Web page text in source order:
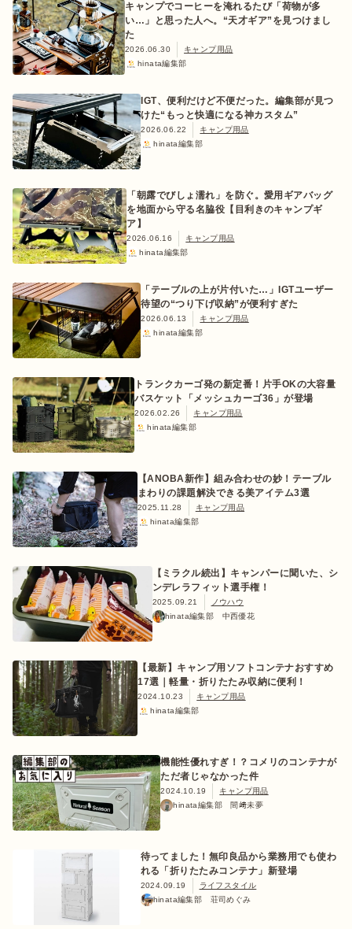
キャンプでコーヒーを淹れるたび「荷物が多
い…」と思った人へ。“天才ギア”を見つけまし
た
2026.06.30
キャンプ用品
hinata編集部
IGT、便利だけど不便だった。編集部が見つ
けた“もっと快適になる神カスタム”
2026.06.22
キャンプ用品
hinata編集部
「朝露でびしょ濡れ」を防ぐ。愛用ギアバッグ
を地面から守る名脇役【目利きのキャンプギ
ア】
2026.06.16
キャンプ用品
hinata編集部
「テーブルの上が片付いた…」IGTユーザー
待望の“つり下げ収納”が便利すぎた
2026.06.13
キャンプ用品
hinata編集部
トランクカーゴ発の新定番！片手OKの大容量
バスケット「メッシュカーゴ36」が登場
2026.02.26
キャンプ用品
hinata編集部
【ANOBA新作】組み合わせの妙！テーブル
まわりの課題解決できる美アイテム3選
2025.11.28
キャンプ用品
hinata編集部
【ミラクル続出】キャンパーに聞いた、シ
ンデレラフィット選手権！
2025.09.21
ノウハウ
hinata編集部 中西優花
【最新】キャンプ用ソフトコンテナおすすめ
17選｜軽量・折りたたみ収納に便利！
2024.10.23
キャンプ用品
hinata編集部
機能性優れすぎ！？コメリのコンテナが
ただ者じゃなかった件
2024.10.19
キャンプ用品
hinata編集部 間﨑未夢
待ってました！無印良品から業務用でも使わ
れる「折りたたみコンテナ」新登場
2024.09.19
ライフスタイル
hinata編集部 荘司めぐみ
検索
ショップ